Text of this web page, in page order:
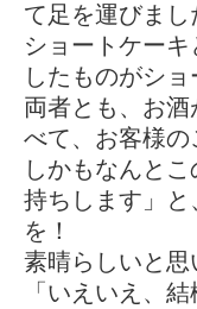
て足を運びまし
ショートケー
したものがシ
両者とも、お
べて、お客様
しかもなんと
持ちします」
を！
素晴らしいと
「いえいえ、結